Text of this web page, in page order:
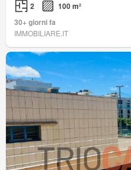
2
100 m²
30+ giorni fa
IMMOBILIARE.IT